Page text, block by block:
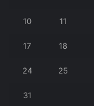
10 11
17 18
24 25
31